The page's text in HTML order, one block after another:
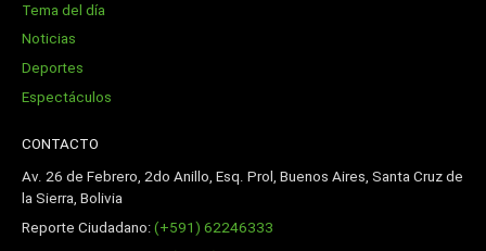
Tema del día
Noticias
Deportes
Espectáculos
CONTACTO
Av. 26 de Febrero, 2do Anillo, Esq. Prol, Buenos Aires, Santa Cruz de
la Sierra, Bolivia
Reporte Ciudadano:(+591) 62246333